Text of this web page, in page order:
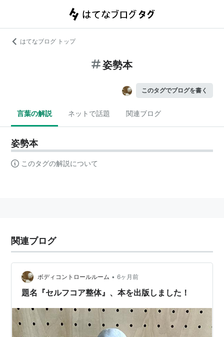
はてなブログ トップ
姿勢本
このタグでブログを書く
言葉の解説 ネットで話題 関連ブログ
姿勢本
このタグの解説について
関連ブログ
ボディコントロールルーム • 6ヶ月前
題名『セルフコア整体』、本を出版しました！